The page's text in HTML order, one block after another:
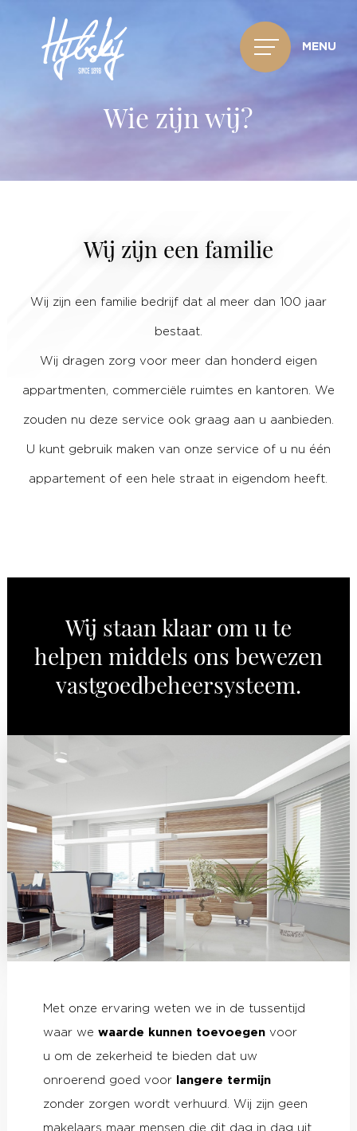
MENU
Wie zijn wij?
Wij zijn een familie
Wij zijn een familie bedrijf dat al meer dan 100 jaar
bestaat.
Wij dragen zorg voor meer dan honderd eigen
appartmenten, commerciële ruimtes en kantoren. We
zouden nu deze service ook graag aan u aanbieden.
U kunt gebruik maken van onze service of u nu één
appartement of een hele straat in eigendom heeft.
Wij staan klaar om u te
helpen middels ons bewezen
vastgoedbeheersysteem.
Met onze ervaring weten we in de tussentijd
waar we waarde kunnen toevoegenvoor
u om de zekerheid te bieden dat uw
onroerend goed voor
langere termijn
zonder zorgen wordt verhuurd. Wij zijn geen
makelaars maar mensen die dit dag in dag uit